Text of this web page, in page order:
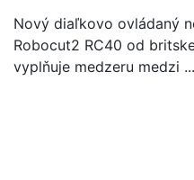
Nový diaľkovo ovládaný
Robocut2 RC40 od
vyplňuje medzeru medzi ...